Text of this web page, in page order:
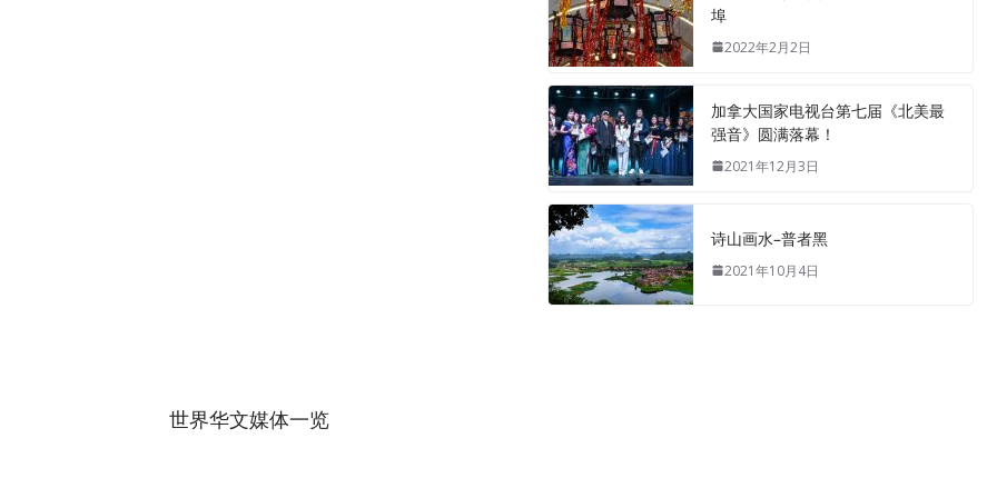
埠
2022年2月2日
加拿大国家电视台第七届《北美最
强音》圆满落幕！
2021年12月3日
诗山画水–普者黑
2021年10月4日
世界华文媒体一览